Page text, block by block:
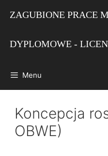
ZAGUBIONE PRACE
DYPLOMOWE -
Menu
Koncepcja
OBWE)